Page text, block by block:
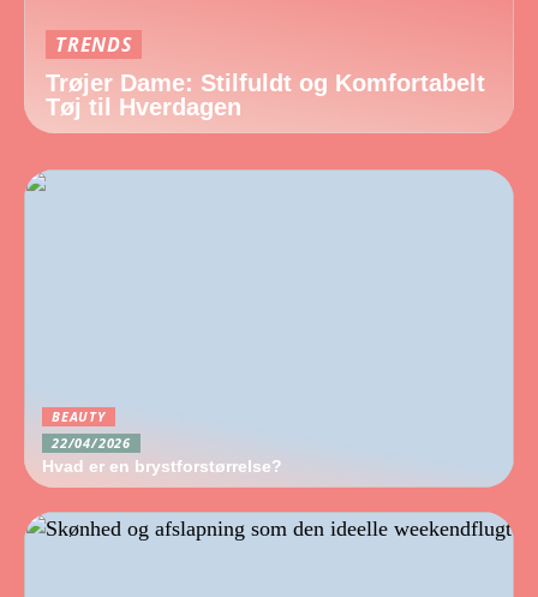
TRENDS
Trøjer Dame: Stilfuldt og Komfortabelt
Tøj til Hverdagen
BEAUTY
22/04/2026
Hvad er en brystforstørrelse?